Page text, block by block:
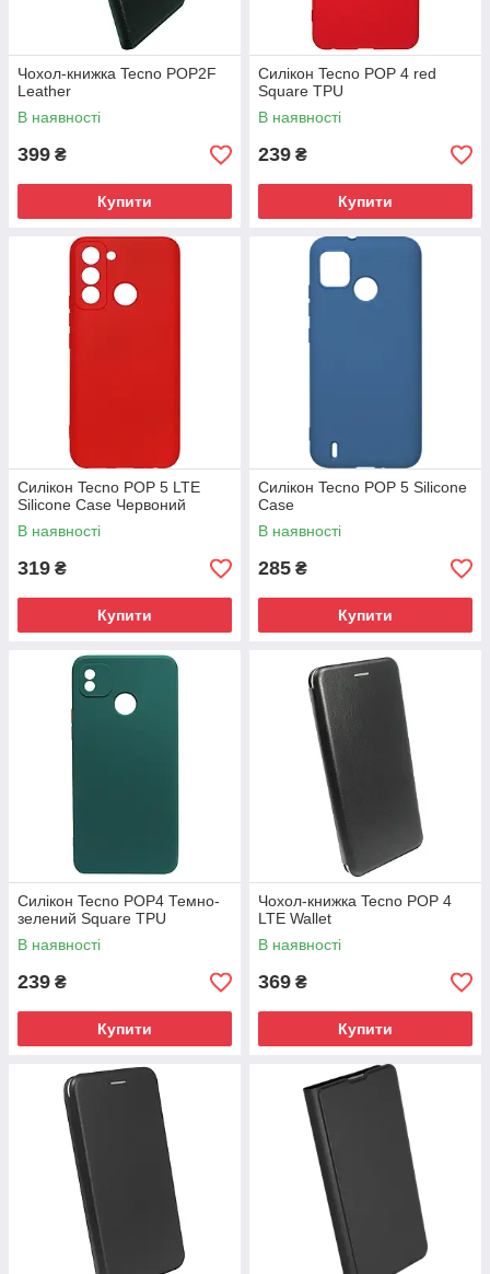
Чохол-книжка Tecno POP2F
Leather
В наявності
399 ₴
Купити
Силікон Tecno POP 4 red
Square TPU
В наявності
239 ₴
Купити
Силікон Tecno POP 5 LTE
Silicone Case Червоний
В наявності
319 ₴
Купити
Силікон Tecno POP 5 Silicone
Case
В наявності
285 ₴
Купити
Силікон Tecno POP4 Темно-
зелений Square TPU
В наявності
239 ₴
Купити
Чохол-книжка Tecno POP 4
LTE Wallet
В наявності
369 ₴
Купити